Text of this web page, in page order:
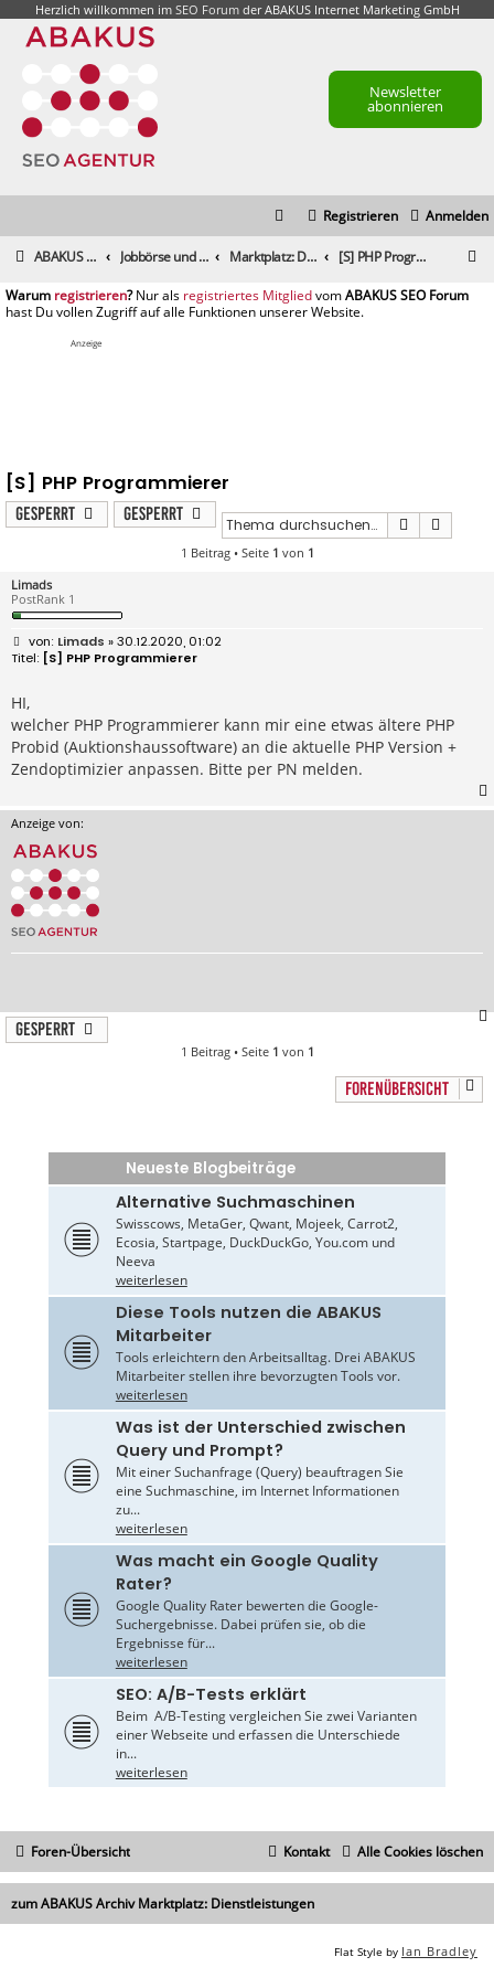
Herzlich willkommen im SEO Forumder ABAKUS Internet Marketing GmbH
Newsletter
abonnieren
Anmelden
Registrieren
ABAKUS Foren-Übersicht Jobbörse und Marktplatz Marktplatz: Dienstleistungen [S] PHP Programmierer
registrieren registriertes Mitglied
Anzeige
[S] PHP Programmierer
Gesperrt Gesperrt Suche
1 Beitrag • Seite 1 von 1
Limads
PostRank 1
B
e
i
r
a
g
Limads » 30.12.2020, 01:02
[S] PHP Programmierer
HI,
welcher PHP Programmierer kann mir eine etwas ältere PHP
Probid (Auktionshaussoftware) an die aktuelle PHP Version +
Zendoptimizier anpassen. Bitte per PN melden.
Anzeige von:
Gesperrt
1 Beitrag • Seite 1 von 1
FORENÜBERSICHT
Neueste Blogbeiträge
Alternative Suchmaschinen
Swisscows, MetaGer, Qwant, Mojeek, Carrot2,
Ecosia, Startpage, DuckDuckGo, You.com und
Neeva
weiterlesen
Diese Tools nutzen die ABAKUS
Mitarbeiter
Tools erleichtern den Arbeitsalltag. Drei ABAKUS
Mitarbeiter stellen ihre bevorzugten Tools vor.
weiterlesen
Was ist der Unterschied zwischen
Query und Prompt?
Mit einer Suchanfrage (Query) beauftragen Sie
eine Suchmaschine, im Internet Informationen
zu...
weiterlesen
Was macht ein Google Quality
Rater?
Google Quality Rater bewerten die Google-
Suchergebnisse. Dabei prüfen sie, ob die
Ergebnisse für...
weiterlesen
SEO: A/B-Tests erklärt
Beim A/B-Testing vergleichen Sie zwei Varianten
einer Webseite und erfassen die Unterschiede
in...
weiterlesen
Foren-Übersicht Alle Cookies löschen
Kontakt
zum ABAKUS Archiv Marktplatz: Dienstleistungen
Flat Style by Ian Bradley